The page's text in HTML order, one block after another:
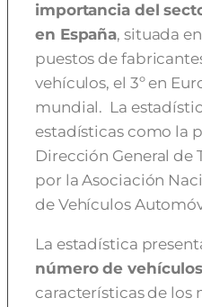
importancia del
en España, situada
puestos de
vehículos, el 3º en
mundial. La
estadísticas como la
Dirección General de
por la Asociación
de Vehículos
La estadística
número de
características de los